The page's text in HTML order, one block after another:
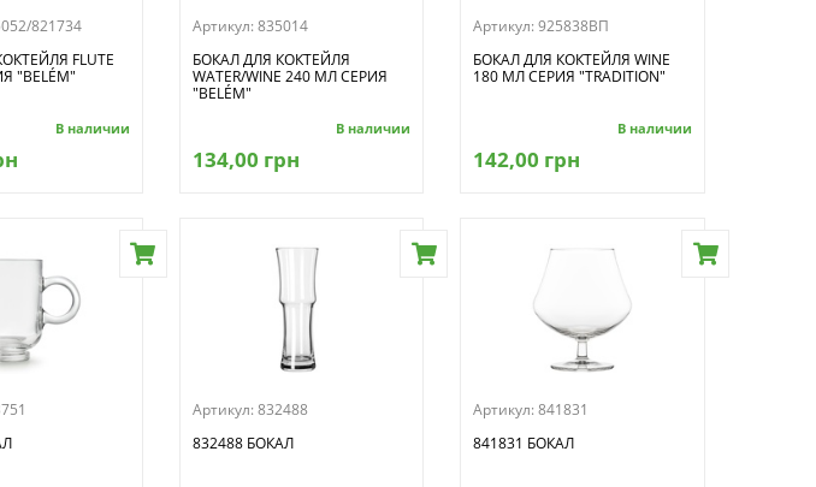
821734
FLUTE
"BELÉM"
В наличии
Артикул: 835014
БОКАЛ ДЛЯ КОКТЕЙЛЯ
WATER/WINE 240 МЛ СЕРИЯ
"BELÉM"
В наличии
134,00 грн
Артикул:925838ВП
БОКАЛ ДЛЯ КОКТЕЙЛЯ WINE
180 МЛ СЕРИЯ "TRADITION"
В наличии
142,00 грн
Артикул: 832488
832488 БОКАЛ
Артикул:841831
841831 БОКАЛ